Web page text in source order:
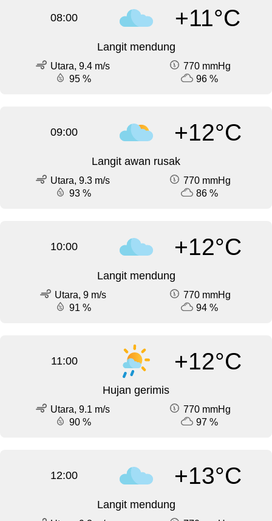
08:00 +11°C
Langit mendung
Utara, 9.4 m/s
770 mmHg
95 %
96 %
09:00 +12°C
Langit awan rusak
Utara, 9.3 m/s
770 mmHg
93 %
86 %
10:00 +12°C
Langit mendung
Utara, 9 m/s
770 mmHg
91 %
94 %
11:00 +12°C
Hujan gerimis
Utara, 9.1 m/s
770 mmHg
90 %
97 %
12:00 +13°C
Langit mendung